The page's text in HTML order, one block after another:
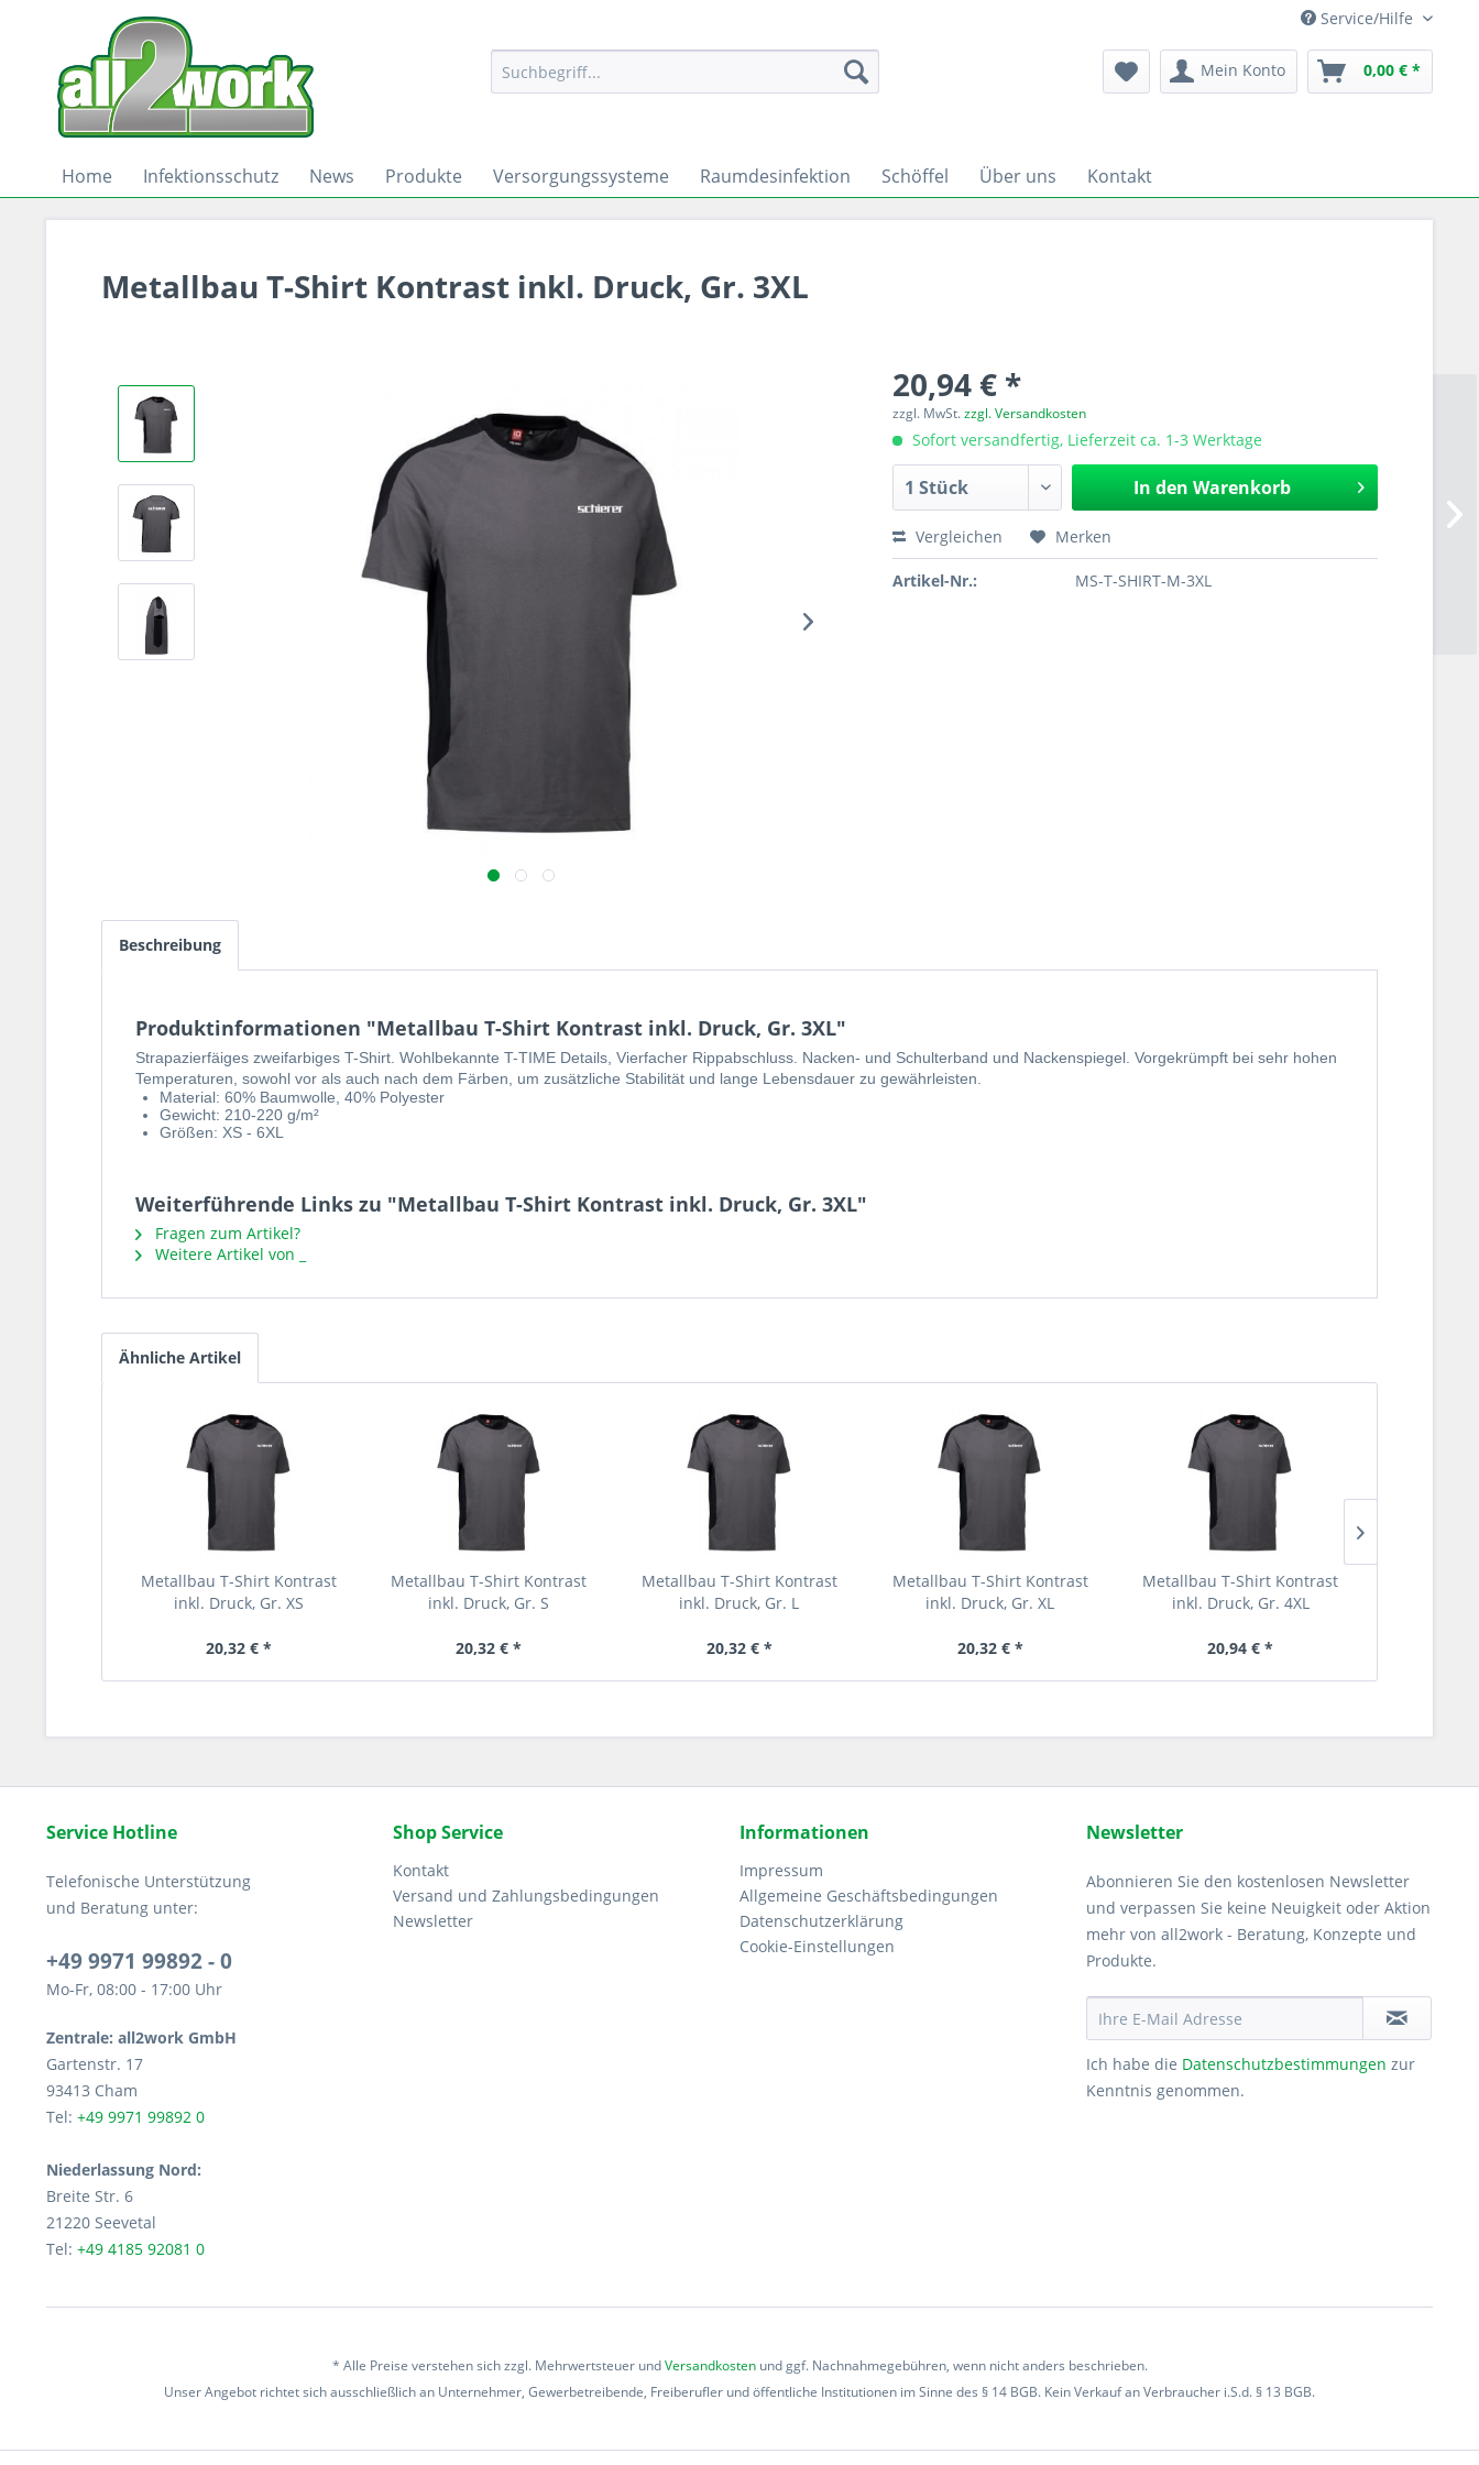
Service/Hilfe
Mein Konto 0,00 € *
Home Infektionsschutz News Produkte Versorgungssysteme Raumdesinfektion Schöffel Über uns Kontakt
Metallbau T-Shirt Kontrast inkl. Druck, Gr. 3XL
20,94 € *
zzgl. MwSt.zzgl. Versandkosten
Sofort versandfertig, Lieferzeit ca. 1-3 Werktage
In den Warenkorb
Vergleichen Merken
Artikel-Nr.: MS-T-SHIRT-M-3XL
Beschreibung
Produktinformationen "Metallbau T-Shirt Kontrast inkl. Druck, Gr. 3XL"
Strapazierfäiges zweifarbiges T-Shirt. Wohlbekannte T-TIME Details, Vierfacher Rippabschluss. Nacken- und Schulterband und Nackenspiegel. Vorgekrümpft bei sehr hohen
Temperaturen, sowohl vor als auch nach dem Färben, um zusätzliche Stabilität und lange Lebensdauer zu gewährleisten.
Material: 60% Baumwolle, 40% Polyester
Gewicht: 210-220 g/m²
Größen: XS - 6XL
Weiterführende Links zu "Metallbau T-Shirt Kontrast inkl. Druck, Gr. 3XL"
Fragen zum Artikel?
Weitere Artikel von _
Ähnliche Artikel
Metallbau T-Shirt Kontrast
inkl. Druck, Gr. XS
20,32 € *
Metallbau T-Shirt Kontrast
inkl. Druck, Gr. S
20,32 € *
Metallbau T-Shirt Kontrast
inkl. Druck, Gr. L
20,32 € *
Metallbau T-Shirt Kontrast
inkl. Druck, Gr. XL
20,32 € *
Metallbau T-Shirt Kontrast
inkl. Druck, Gr. 4XL
20,94 € *
Service Hotline
Telefonische Unterstützung
und Beratung unter:
+49 9971 99892 - 0
Mo-Fr, 08:00 - 17:00 Uhr
Zentrale: all2work GmbH
Gartenstr. 17
93413 Cham
Tel: +49 9971 99892 0
Niederlassung Nord:
Breite Str. 6
21220 Seevetal
Tel: +49 4185 92081 0
Shop Service
Kontakt
Versand und Zahlungsbedingungen
Newsletter
Informationen
Impressum
Allgemeine Geschäftsbedingungen
Datenschutzerklärung
Cookie-Einstellungen
Newsletter
Abonnieren Sie den kostenlosen Newsletter
und verpassen Sie keine Neuigkeit oder Aktion
mehr von all2work - Beratung, Konzepte und
Produkte.
Ich habe die Datenschutzbestimmungen zur
Kenntnis genommen.
* Alle Preise verstehen sich zzgl. Mehrwertsteuer undVersandkostenund ggf. Nachnahmegebühren, wenn nicht anders beschrieben.
Unser Angebot richtet sich ausschließlich an Unternehmer, Gewerbetreibende, Freiberufler und öffentliche Institutionen im Sinne des § 14 BGB. Kein Verkauf an Verbraucher i.S.d. § 13 BGB.